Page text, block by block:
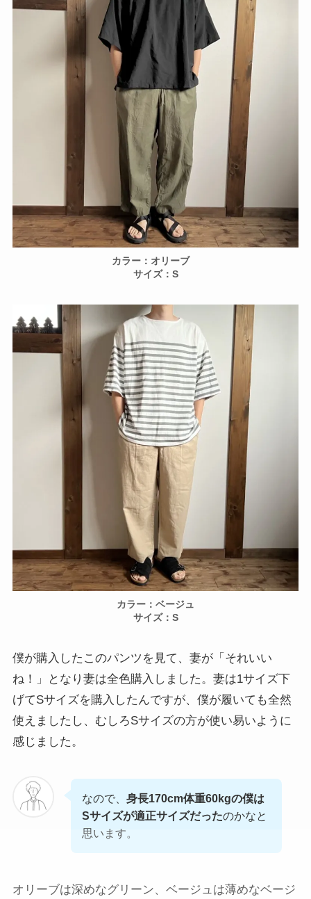
カラー：オリーブ
サイズ：S
カラー：ベージュ
サイズ：S
僕が購入したこのパンツを見て、妻が「それいい
ね！」となり妻は全色購入しました。妻は1サイズ下
げてSサイズを購入したんですが、僕が履いても全然
使えましたし、むしろSサイズの方が使い易いように
感じました。
なので、身長170cm体重60kgの僕は
Sサイズが適正サイズだったのかなと
思います。
オリーブは深めなグリーン、ベージュは薄めなベージ